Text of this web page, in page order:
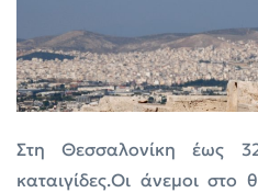
Στη Θεσσαλονίκη έως
καταιγίδες.Οι άνεμοι στο